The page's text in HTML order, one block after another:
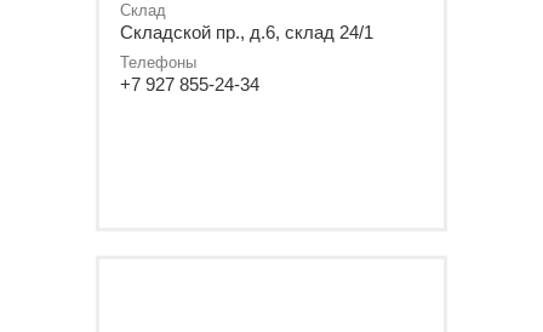
Склад
Складской пр., д.6, склад 24/1
Телефоны
+7 927 855-24-34